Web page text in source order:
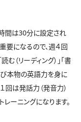
間は30分に設定され
要になるので、週４回
む（リーディング）」「書
び本物の英語力を身に
回は発話力（発音力）
ーニングになります。